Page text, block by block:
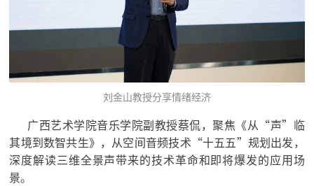
刘金山教授分享情绪经济
广西艺术学院音乐学院副教授蔡侃，聚焦《从“声”临
其境到数智共生》，从空间音频技术“十五五”规划出发，
深度解读三维全景声带来的技术革命和即将爆发的应用场
景。